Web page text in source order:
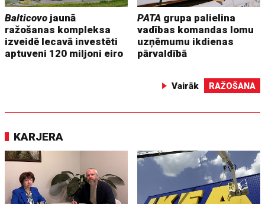
Balticovo jaunā
ražošanas kompleksa
izveidē Iecavā investēti
aptuveni 120 miljoni eiro
PATA grupa palielina
vadības komandas lomu
uzņēmumu ikdienas
pārvaldībā
Vairāk RAŽOŠANA
KARJERA